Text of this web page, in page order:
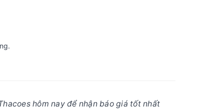
hôm nay để nhận báo giá tốt nhất